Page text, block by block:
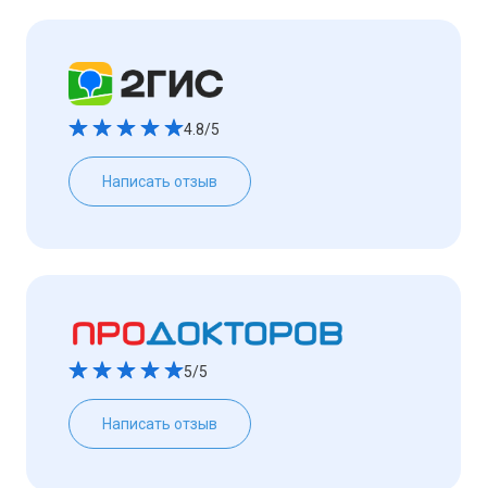
4.8/5
Написать отзыв
5/5
Написать отзыв